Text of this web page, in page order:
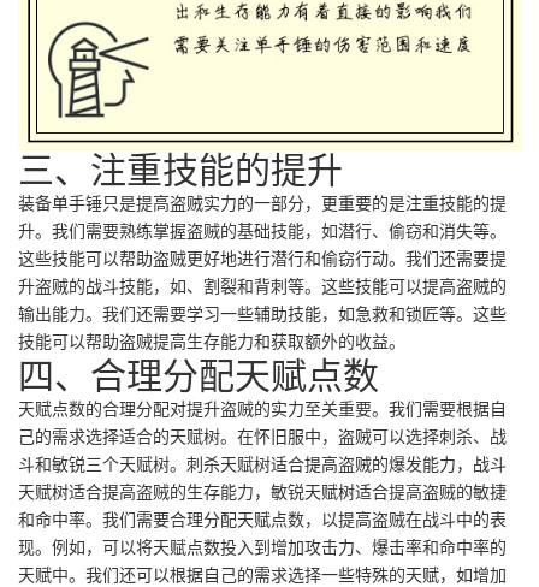
三、注重技能的提升
装备单手锤只是提高盗贼实力的一部分，更重要的是注重技能的提
升。我们需要熟练掌握盗贼的基础技能，如潜行、偷窃和消失等。
这些技能可以帮助盗贼更好地进行潜行和偷窃行动。我们还需要提
升盗贼的战斗技能，如、割裂和背刺等。这些技能可以提高盗贼的
输出能力。我们还需要学习一些辅助技能，如急救和锁匠等。这些
技能可以帮助盗贼提高生存能力和获取额外的收益。
四、合理分配天赋点数
天赋点数的合理分配对提升盗贼的实力至关重要。我们需要根据自
己的需求选择适合的天赋树。在怀旧服中，盗贼可以选择刺杀、战
斗和敏锐三个天赋树。刺杀天赋树适合提高盗贼的爆发能力，战斗
天赋树适合提高盗贼的生存能力，敏锐天赋树适合提高盗贼的敏捷
和命中率。我们需要合理分配天赋点数，以提高盗贼在战斗中的表
现。例如，可以将天赋点数投入到增加攻击力、爆击率和命中率的
天赋中。我们还可以根据自己的需求选择一些特殊的天赋，如增加